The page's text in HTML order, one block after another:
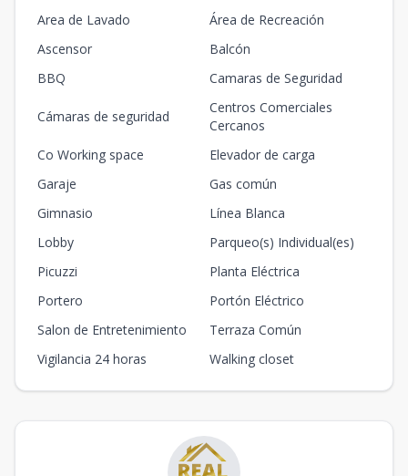
Area de Lavado
Área de Recreación
Ascensor
Balcón
BBQ
Camaras de Seguridad
Cámaras de seguridad
Centros Comerciales
Cercanos
Co Working space
Elevador de carga
Garaje
Gas común
Gimnasio
Línea Blanca
Lobby
Parqueo(s) Individual(es)
Picuzzi
Planta Eléctrica
Portero
Portón Eléctrico
Salon de Entretenimiento
Terraza Común
Vigilancia 24 horas
Walking closet